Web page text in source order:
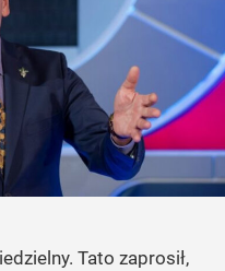
Tato zaprosił,